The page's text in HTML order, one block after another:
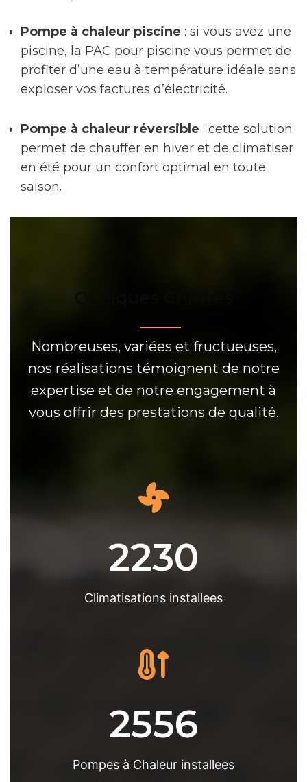
Pompe à chaleur piscine : si vous avez une
piscine, la PAC pour piscine vous permet de
profiter d’une eau à température idéale sans
exploser vos factures d’électricité.
Pompe à chaleur réversible : cette solution
permet de chauffer en hiver et de climatiser
en été pour un confort optimal en toute
saison.
Nombreuses, variées et fructueuses,
nos réalisations témoignent de notre
expertise et de notre engagement à
vous offrir des prestations de qualité.
2230
Climatisations installees
2556
Pompes à Chaleur installees